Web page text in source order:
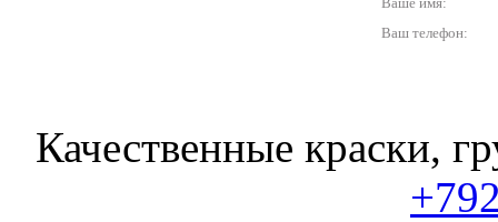
Ваш телефон:
Качественные краски,